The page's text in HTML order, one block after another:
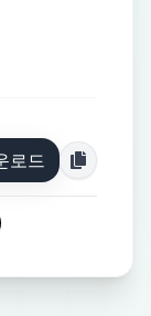
로드